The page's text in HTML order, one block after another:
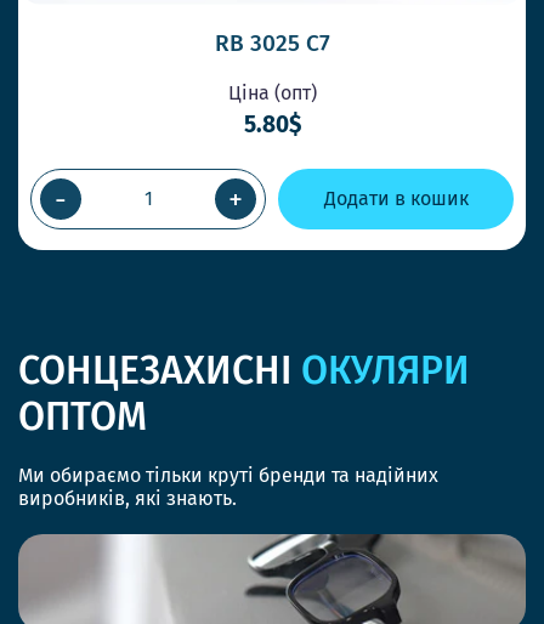
RB 3025 C7
Ціна (опт)
5.80$
- + Додати в кошик
СОНЦЕЗАХИСНІ ОКУЛЯРИ
ОПТОМ
Ми обираємо тільки круті бренди та надійних
виробників, які знають.